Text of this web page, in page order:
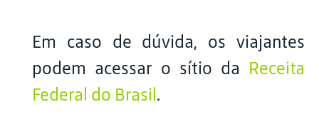
Em caso de dúvida, os viajantes
podem acessar o sítio da Receita
Federal do Brasil .